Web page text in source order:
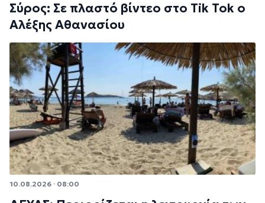
Σύρος: Σε πλαστό βίντεο στο Tik Tok ο
Αλέξης Αθανασίου
10.08.2026 · 08:00